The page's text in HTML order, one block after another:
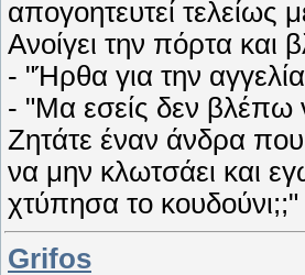
απογοητευτεί τελείως
Ανοίγει την πόρτα και
- "Ήρθα για την
- "Μα εσείς δεν βλέπω
Ζητάτε έναν άνδρα
να μην κλωτσάει και
χτύπησα το κουδούνι;;"
Grifos